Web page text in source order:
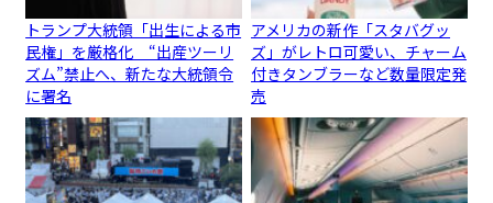
トランプ大統領「出生による市
民権」を厳格化 “出産ツーリ
ズム”禁止へ、新たな大統領令
に署名
アメリカの新作「スタバグッ
ズ」がレトロ可愛い、チャーム
付きタンブラーなど数量限定発
売